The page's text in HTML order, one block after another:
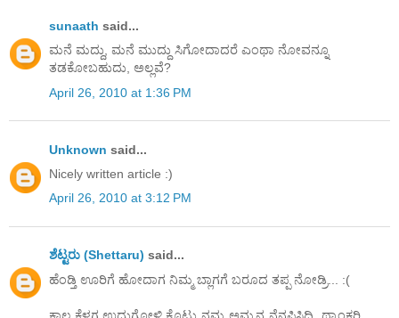
sunaath said...
ಮನೆ ಮದ್ದು, ಮನೆ ಮುದ್ದು ಸಿಗೋದಾದರೆ ಎಂಥಾ ನೋವನ್ನೂ
ತಡಕೋಬಹುದು, ಅಲ್ಲವೆ?
April 26, 2010 at 1:36 PM
Unknown said...
Nicely written article :)
April 26, 2010 at 3:12 PM
ಶೆಟ್ಟರು (Shettaru) said...
ಹೆಂಡ್ತಿ ಊರಿಗೆ ಹೋದಾಗ ನಿಮ್ಮ ಬ್ಲಾಗಗೆ ಬರೂದ ತಪ್ಪ ನೋಡ್ರಿ... :(
ಕಾಲ ಕೆಳಗ ಉದುಗೋಳಿ ಕೊಟ್ಟು ನಮ್ಮ ಅಮ್ಮನ್ನ ನೆನಪಿಸಿದ್ರಿ, ಥ್ಯಾಂಕ್ಸರಿ..